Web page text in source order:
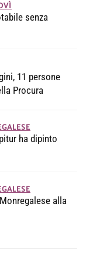
senza
11 persone
Procura
ha dipinto
alla